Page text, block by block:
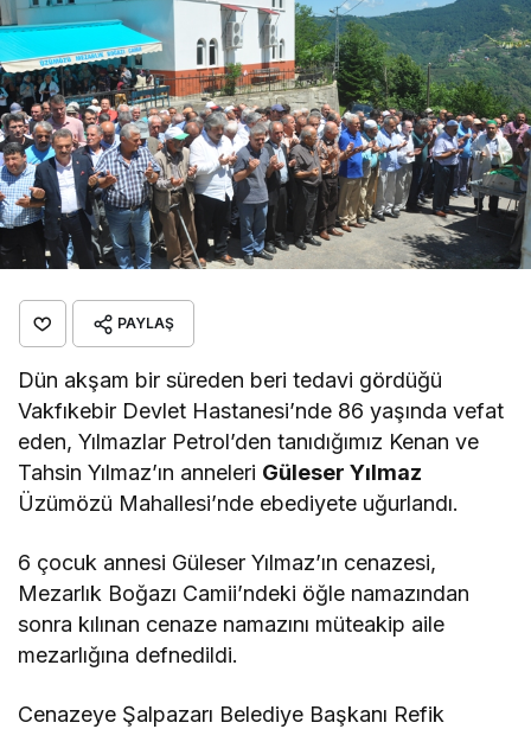
PAYLAŞ
Dün akşam bir süreden beri tedavi gördüğü
Vakfıkebir Devlet Hastanesi’nde 86 yaşında vefat
eden, Yılmazlar Petrol’den tanıdığımız Kenan ve
Tahsin Yılmaz’ın anneleri Güleser Yılmaz
Üzümözü Mahallesi’nde ebediyete uğurlandı.
6 çocuk annesi Güleser Yılmaz’ın cenazesi,
Mezarlık Boğazı Camii’ndeki öğle namazından
sonra kılınan cenaze namazını müteakip aile
mezarlığına defnedildi.
Cenazeye Şalpazarı Belediye Başkanı Refik